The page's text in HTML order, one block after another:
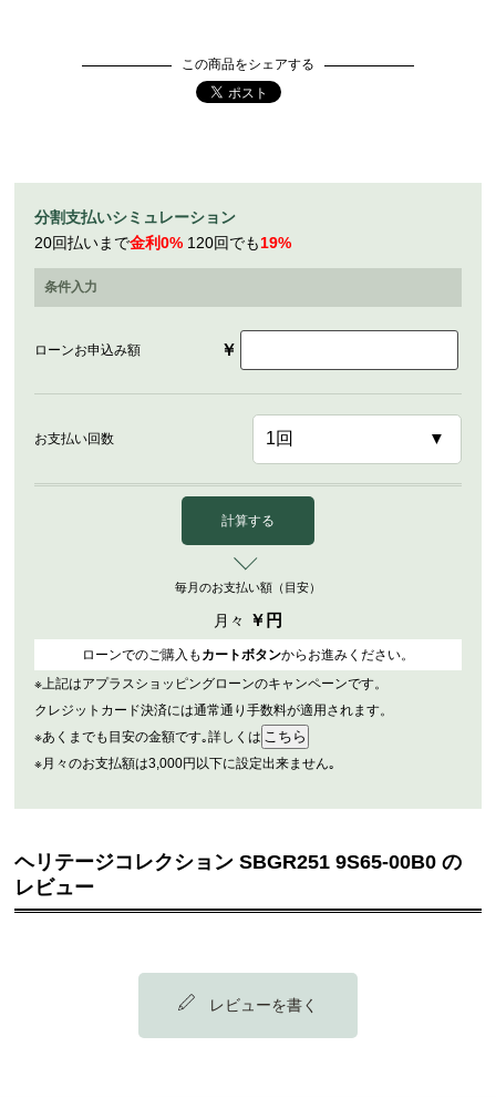
この商品をシェアする
分割支払いシミュレーション
20回払いまで金利0% 120回でも19%
条件入力
ローンお申込み額 ￥
お支払い回数
計算する
毎月のお支払い額（目安）
月々 ￥ 円
ローンでのご購入も カートボタンからお進みください。
※上記はアプラスショッピングローンのキャンペーンです。
クレジットカード決済には通常通り手数料が適用されます。
※あくまでも目安の金額です｡詳しくは
※月々のお支払額は3,000円以下に設定出来ません｡
ヘリテージコレクション SBGR251 9S65-00B0 の
レビュー
レビューを書く